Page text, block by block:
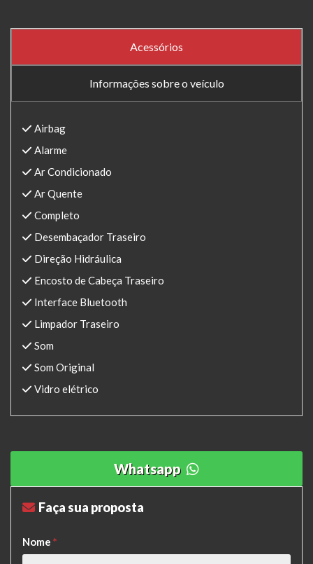
Acessórios
Informações sobre o veículo
Airbag
Alarme
Ar Condicionado
Ar Quente
Completo
Desembaçador Traseiro
Direção Hidráulica
Encosto de Cabeça Traseiro
Interface Bluetooth
Limpador Traseiro
Som
Som Original
Vidro elétrico
Whatsapp
Faça sua proposta
Nome *